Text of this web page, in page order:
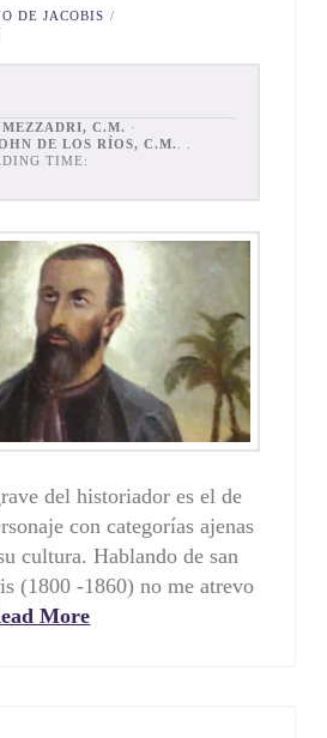
DE JACOBIS
C.M. ·
DE LOS RÍOS, C.M.
TIME:
del historiador es el de
con categorías ajenas
cultura. Hablando de san
(1800 -1860) no me atrevo
More